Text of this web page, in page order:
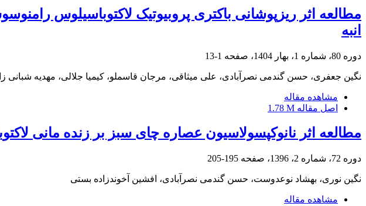
انبه
دوره 80، شماره 1، بهار 1404، صفحه 1-13
نگین جعفری، حسن گندمی نصرآبادی، علی میثاقی، مرجان قاسملو، کیمیا جلالی، مهدیه شبانی
مشاهده مقاله
اصل مقاله 1.78 M
مطالعه اثر نانوکپسولاسیون عصاره چای سبز بر زنده مانی
دوره 72، شماره 2، 1396، صفحه 195-205
نگین نوری، بهشاد نوعدوست، حسن گندمی نصرآبادی، افشین آخوندزاده بستی
مشاهده مقاله